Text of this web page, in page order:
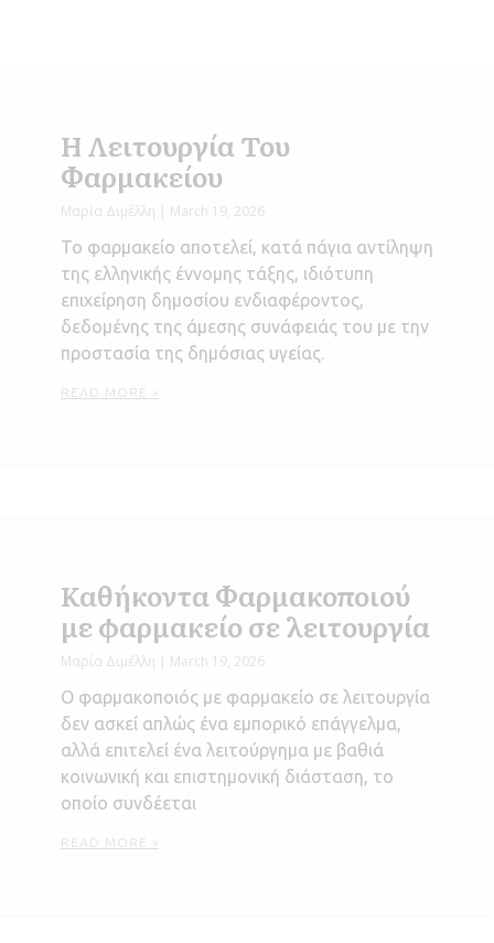
Η Λειτουργία Του
Φαρμακείου
Μαρία Διμέλλη March 19, 2026
Το φαρμακείο αποτελεί, κατά πάγια αντίληψη
της ελληνικής έννομης τάξης, ιδιότυπη
επιχείρηση δημοσίου ενδιαφέροντος,
δεδομένης της άμεσης συνάφειάς του με την
προστασία της δημόσιας υγείας.
READ MORE »
Καθήκοντα Φαρμακοποιού
με φαρμακείο σε λειτουργία
Μαρία Διμέλλη March 19, 2026
Ο φαρμακοποιός με φαρμακείο σε λειτουργία
δεν ασκεί απλώς ένα εμπορικό επάγγελμα,
αλλά επιτελεί ένα λειτούργημα με βαθιά
κοινωνική και επιστημονική διάσταση, το
οποίο συνδέεται
READ MORE »